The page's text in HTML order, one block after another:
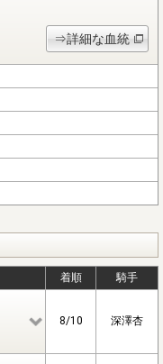
⇒詳細な血統
着順 騎手
8/10 深澤杏